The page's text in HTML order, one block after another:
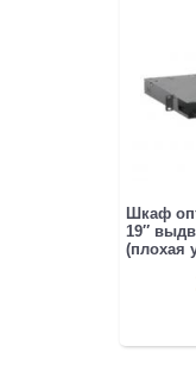
Шкаф
19″
(плохая